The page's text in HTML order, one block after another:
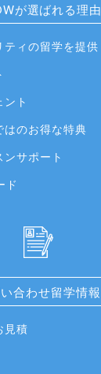
が選ばれる理由
ィの留学を提供
ト
はのお得な特典
サポート
ド
合わせ留学情報
見積